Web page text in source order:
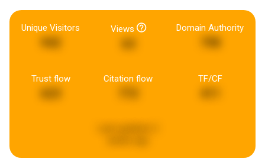
Unique Visitors Views Domain Authority
Trust flow Citation flow TF/CF